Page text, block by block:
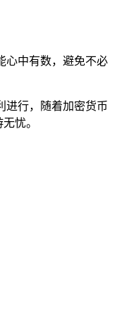
心中有数，避免不必
进行，随着加密货币
忧。